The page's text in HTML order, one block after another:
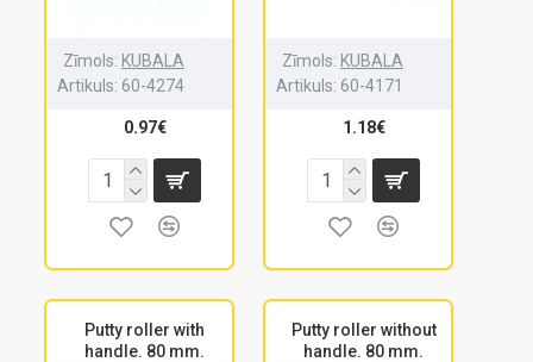
Zīmols: KUBALA
Artikuls: 60-4274
0.97€
Zīmols: KUBALA
Artikuls: 60-4171
1.18€
Putty roller with
handle. 80 mm.
Putty roller without
handle. 80 mm.